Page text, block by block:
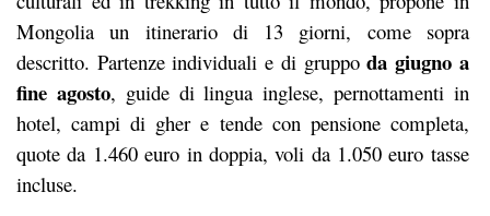
Mongolia un itinerario di 13 giorni, come sopra
descritto. Partenze individuali e di gruppoda giugno a
fine agosto, guide di lingua inglese, pernottamenti in
hotel, campi di gher e tende con pensione completa,
quote da 1.460 euro in doppia, voli da 1.050 euro tasse
incluse.